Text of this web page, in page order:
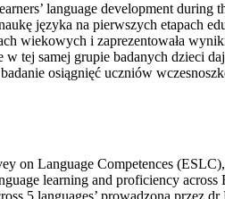
language development
języka na pierwszych etapach
wiekowych i zaprezentowała
tej samej grupie badanych dzieci
osiągnięć uczniów
on Language Competences
learning and proficiency